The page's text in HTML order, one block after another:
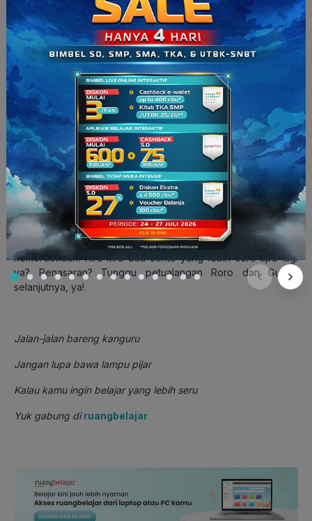
“Wah, hebat banget ya Indonesia! Kita mampu
mempertahankan kekayaan dan sumber daya alam yang kita
punya dengan berani melawan penjajah. Aku jadi bangga
tinggal di Indonesia”, jawab Guntur dengan senyum lebar
pertanda merasa bangga.
Melihat Guntur yang tersenyum, Roro dan Kanguru juga ikut
merasa bahagia dan bangga kepada Indonesia.
Selesaideh
cerita perjalanan Roro dan Guntur. Gimana, seru
ceritanya? Pastinya dong. Dari cerita ini, kita jadi tahu
perjuangan bangsa Indonesia untuk memproklamasikan
kemerdekaan. Kira-kira ada cerita yang lebih seru apa lagi
ya? Penasaran? Tunggu petualangan Roro dan Guntur
selanjutnya, ya!
Jalan-jalan bareng kanguru
Jangan lupa bawa lampu pijar
Kalau kamu ingin belajar yang lebih seru
Yuk gabung diruangbelajar